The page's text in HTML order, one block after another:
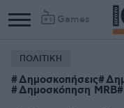
Games
ΠΟΛΙΤΙΚΗ
Δημοσκοπήσεις
Δημοσκόπηση MRB